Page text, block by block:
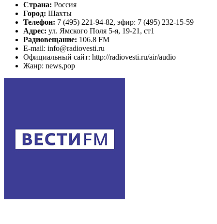
Страна: Россия
Город: Шахты
Телефон: 7 (495) 221-94-82, эфир: 7 (495) 232-15-59
Адрес: ул. Ямского Поля 5-я, 19-21, ст1
Радиовещание: 106.8 FM
E-mail: info@radiovesti.ru
Официальный сайт: http://radiovesti.ru/air/audio
Жанр: news,pop